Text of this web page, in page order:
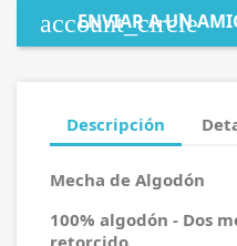
account_circle
ENVIAR A UN
Descripción
Mecha de Algodón
100% algodón - Dos
retorcido